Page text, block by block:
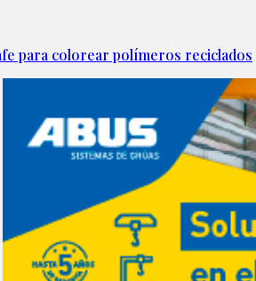
para colorear polímeros reciclados